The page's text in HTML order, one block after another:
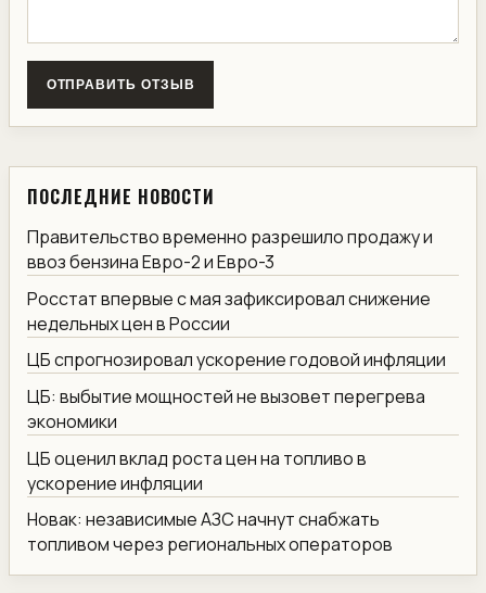
ОТПРАВИТЬ ОТЗЫВ
ПОСЛЕДНИЕ НОВОСТИ
Правительство временно разрешило продажу и
ввоз бензина Евро-2 и Евро-3
Росстат впервые с мая зафиксировал снижение
недельных цен в России
ЦБ спрогнозировал ускорение годовой инфляции
ЦБ: выбытие мощностей не вызовет перегрева
экономики
ЦБ оценил вклад роста цен на топливо в
ускорение инфляции
Новак: независимые АЗС начнут снабжать
топливом через региональных операторов